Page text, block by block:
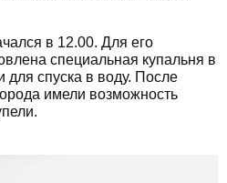
в 12.00. Для его
специальная купальня в
для спуска в воду. После
имели возможность